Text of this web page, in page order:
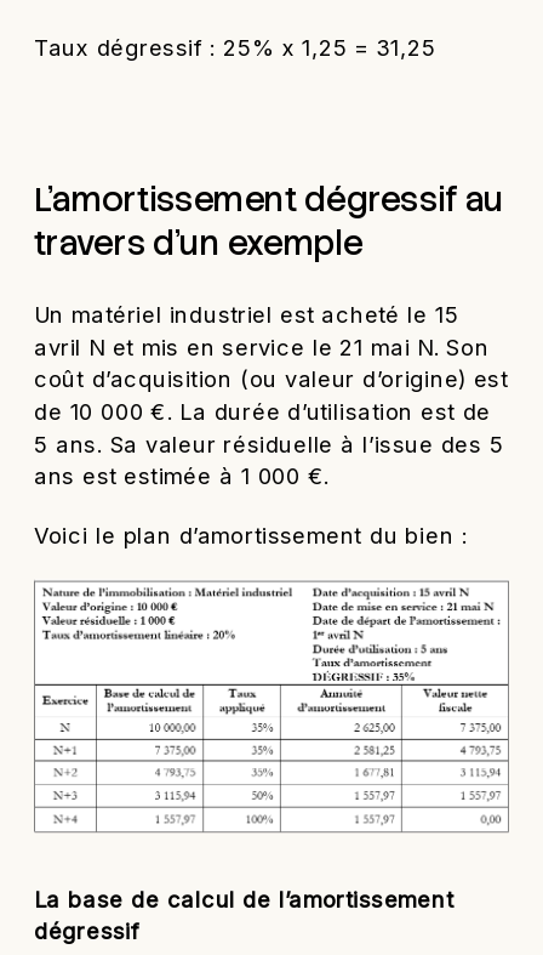
Taux dégressif : 25% x 1,25 = 31,25
L’amortissement dégressif au
travers d’un exemple
Un matériel industriel est acheté le 15
avril N et mis en service le 21 mai N. Son
coût d’acquisition (ou valeur d’origine) est
de 10 000 €. La durée d’utilisation est de
5 ans. Sa valeur résiduelle à l’issue des 5
ans est estimée à 1 000 €.
Voici le plan d’amortissement du bien :
La base de calcul de l’amortissement
dégressif